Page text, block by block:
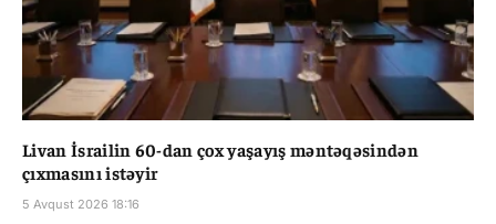
Livan İsrailin 60-dan çox yaşayış məntəqəsindən
çıxmasını istəyir
5 Avqust 2026 18:16